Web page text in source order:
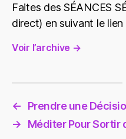
Faites des SÉANCES
direct) en suivant le lien
Voir l’archive →
←
Prendre une
→
Méditer Pour Sortir